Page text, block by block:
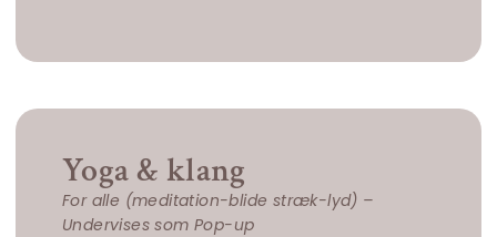
Yoga & klang
For alle (meditation-blide stræk-lyd) –
Undervises som Pop-up